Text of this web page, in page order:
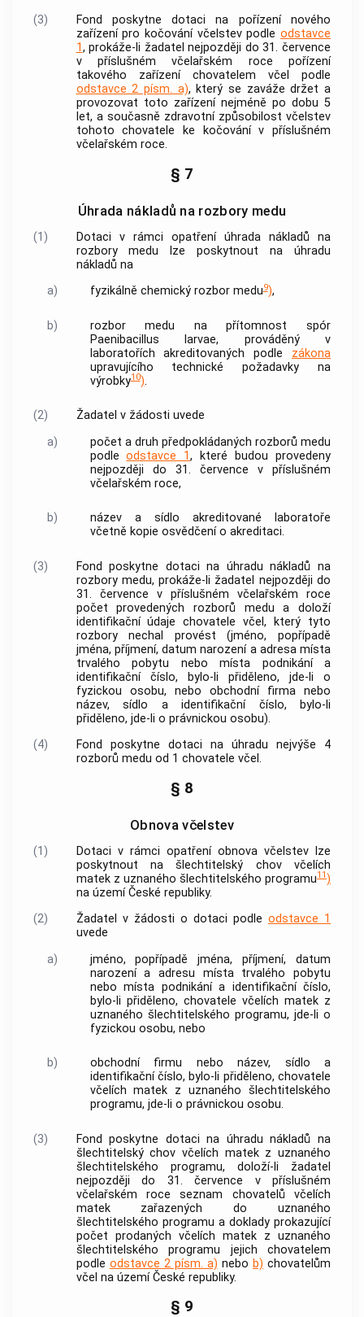
(3)
Fond poskytne dotaci na pořízení nového
zařízení pro kočování včelstev podle odstavce
1, prokáže-li žadatel nejpozději do 31. července
v příslušném včelařském roce pořízení
takového zařízení chovatelem včel podle
odstavce 2 písm. a), který se zaváže držet a
provozovat toto zařízení nejméně po dobu 5
let, a současně zdravotní způsobilost včelstev
tohoto chovatele ke kočování v příslušném
včelařském roce.
§ 7
Úhrada nákladů na rozbory medu
(1)
Dotaci v rámci opatření úhrada nákladů na
rozbory medu lze poskytnout na úhradu
nákladů na
a)
fyzikálně chemický rozbor medu9),
b)
rozbor medu na přítomnost spór
Paenibacillus larvae, prováděný v
laboratořích akreditovaných podle zákona
upravujícího technické požadavky na
výrobky10).
(2)
Žadatel v žádosti uvede
a)
počet a druh předpokládaných rozborů medu
podleodstavce 1, které budou provedeny
nejpozději do 31. července v příslušném
včelařském roce,
b)
název a sídlo akreditované laboratoře
včetně kopie osvědčení o akreditaci.
(3)
Fond poskytne dotaci na úhradu nákladů na
rozbory medu, prokáže-li žadatel nejpozději do
31. července v příslušném včelařském roce
počet provedených rozborů medu a doloží
identifikační údaje chovatele včel, který tyto
rozbory nechal provést (jméno, popřípadě
jména, příjmení, datum narození a adresa místa
trvalého pobytu nebo místa podnikání a
identifikační číslo, bylo-li přiděleno, jde-li o
fyzickou osobu, nebo obchodní firma nebo
název, sídlo a identifikační číslo, bylo-li
přiděleno, jde-li o právnickou osobu).
(4)
Fond poskytne dotaci na úhradu nejvýše 4
rozborů medu od 1 chovatele včel.
§ 8
Obnova včelstev
(1)
Dotaci v rámci opatření obnova včelstev lze
poskytnout na šlechtitelský chov včelích
matek z uznaného šlechtitelského programu11)
na území České republiky.
(2)
Žadatel v žádosti o dotaci podle odstavce 1
uvede
a)
jméno, popřípadě jména, příjmení, datum
narození a adresu místa trvalého pobytu
nebo místa podnikání a identifikační číslo,
bylo-li přiděleno, chovatele včelích matek z
uznaného šlechtitelského programu, jde-li o
fyzickou osobu, nebo
b)
obchodní firmu nebo název, sídlo a
identifikační číslo, bylo-li přiděleno, chovatele
včelích matek z uznaného šlechtitelského
programu, jde-li o právnickou osobu.
(3)
Fond poskytne dotaci na úhradu nákladů na
šlechtitelský chov včelích matek z uznaného
šlechtitelského programu, doloží-li žadatel
nejpozději do 31. července v příslušném
včelařském roce seznam chovatelů včelích
matek zařazených do uznaného
šlechtitelského programu a doklady prokazující
počet prodaných včelích matek z uznaného
šlechtitelského programu jejich chovatelem
podle odstavce 2 písm. a) nebo b) chovatelům
včel na území České republiky.
§ 9